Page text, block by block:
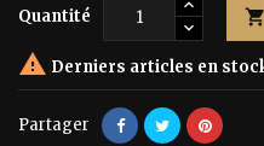
Quantité 
 Derniers articles en
Partager